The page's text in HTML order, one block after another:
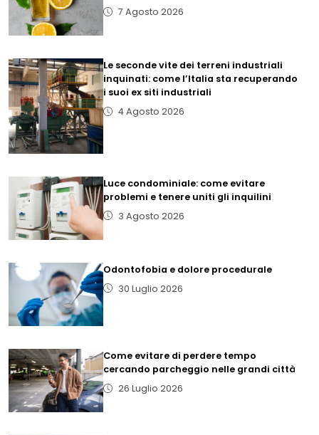
7 Agosto 2026
Le seconde vite dei terreni industriali
inquinati: come l’Italia sta recuperando
i suoi ex siti industriali
4 Agosto 2026
Luce condominiale: come evitare
problemi e tenere uniti gli inquilini
3 Agosto 2026
Odontofobia e dolore procedurale
30 Luglio 2026
Come evitare di perdere tempo
cercando parcheggio nelle grandi città
26 Luglio 2026